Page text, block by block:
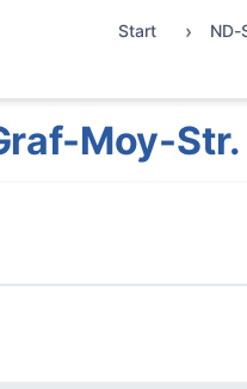
Start ND-
Moy-